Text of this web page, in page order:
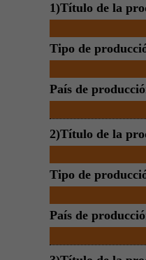
1)Título de la
Tipo de
País de
2)Título de la
Tipo de
País de